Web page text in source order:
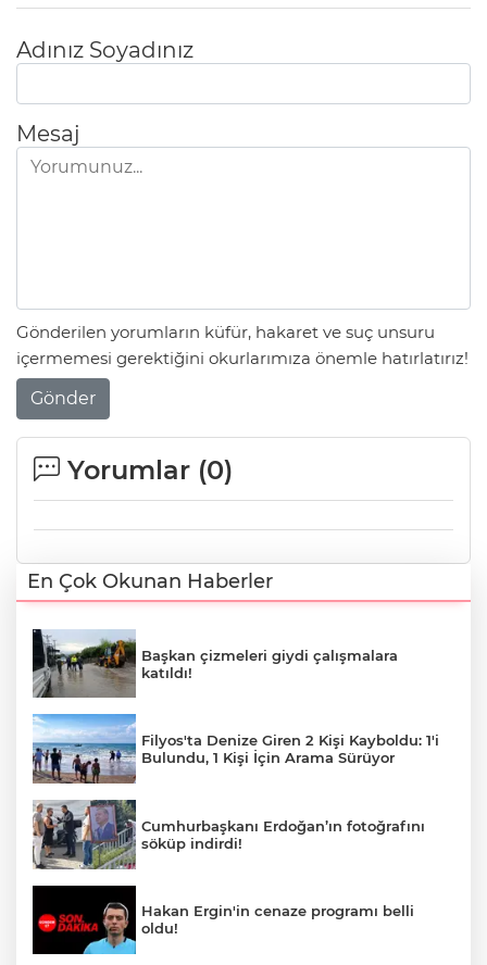
Adınız Soyadınız
Mesaj
Gönderilen yorumların küfür, hakaret ve suç unsuru
içermemesi gerektiğini okurlarımıza önemle hatırlatırız!
Gönder
Yorumlar (0)
En Çok Okunan Haberler
Başkan çizmeleri giydi çalışmalara
katıldı!
Filyos'ta Denize Giren 2 Kişi Kayboldu: 1'i
Bulundu, 1 Kişi İçin Arama Sürüyor
Cumhurbaşkanı Erdoğan’ın fotoğrafını
söküp indirdi!
Hakan Ergin'in cenaze programı belli
oldu!